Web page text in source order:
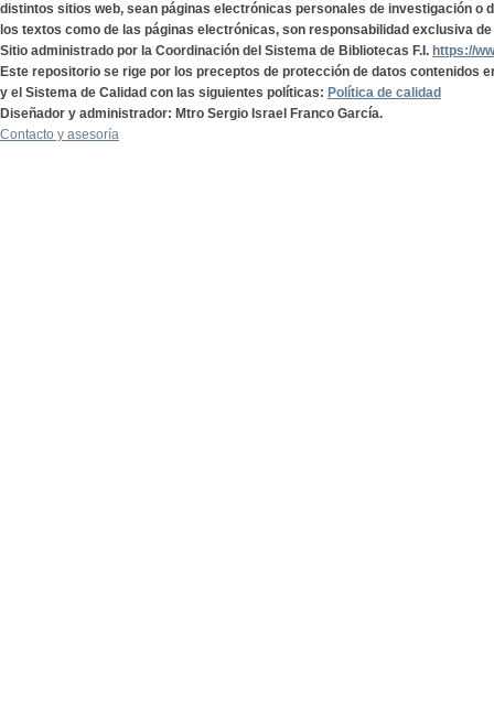
distintos sitios web, sean páginas electrónicas personales de investigación o
los textos como de las páginas electrónicas, son responsabilidad exclusiva
Sitio administrado por la Coordinación del Sistema de Bibliotecas F.I. https://
Este repositorio se rige por los preceptos de protección de datos contenidos
y el Sistema de Calidad con las siguientes políticas: Política de calidad
Diseñador y administrador: Mtro Sergio Israel Franco García.
Contacto y asesoría